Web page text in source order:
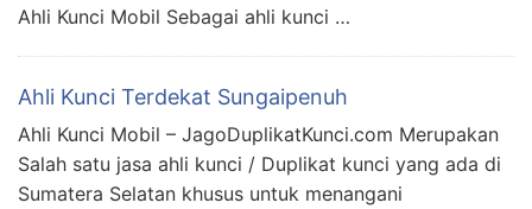
Ahli Kunci Mobil Sebagai ahli kunci …
Ahli Kunci Terdekat Sungaipenuh
Ahli Kunci Mobil – JagoDuplikatKunci.com Merupakan
Salah satu jasa ahli kunci / Duplikat kunci yang ada di
Sumatera Selatan khusus untuk menangani